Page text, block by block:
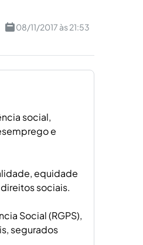
08/11/2017 às 21:53
social,
e
equidade
sociais.
Social (RGPS),
segurados